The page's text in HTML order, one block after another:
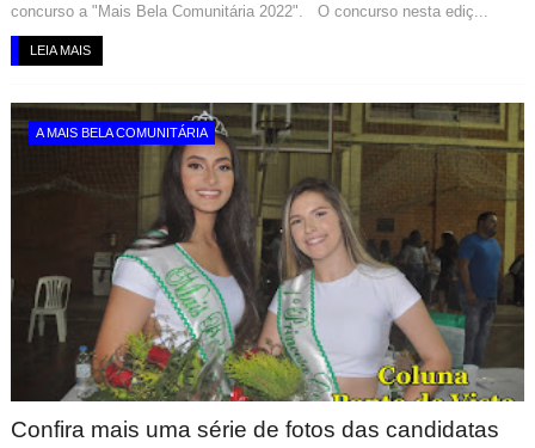
concurso a "Mais Bela Comunitária 2022". O concurso nesta ediç...
LEIA MAIS
A MAIS BELA COMUNITÁRIA
Confira mais uma série de fotos das candidatas